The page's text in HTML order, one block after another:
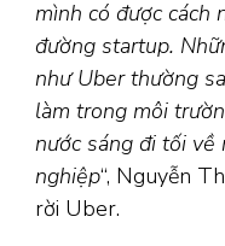
mình có được cách
đường startup.
như Uber thường
làm trong môi
nước sáng đi tối về
nghiệp“, Nguyễn
rời Uber.